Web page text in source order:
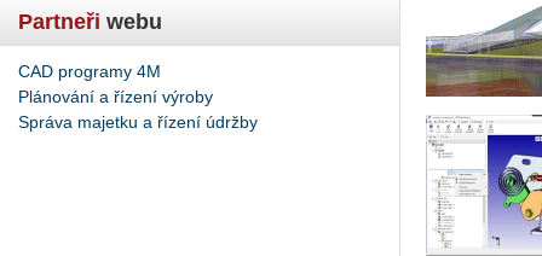
Partneři webu
CAD programy 4M
Plánování a řízení výroby
Správa majetku a řízení údržby